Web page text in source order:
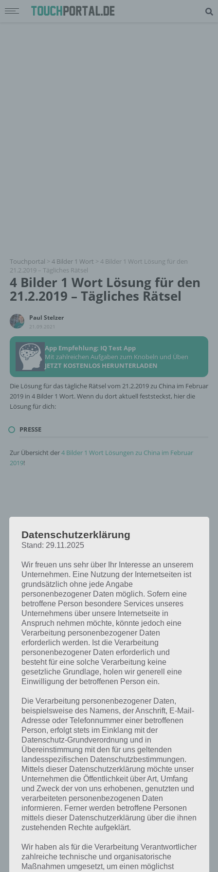
Touchportal > 4 Bilder 1 Wort > 4 Bilder 1 Wort Lösung für den
21.2.2019 – Tägliches Rätsel
4 Bilder 1 Wort Lösung für den
21.2.2019 – Tägliches Rätsel
Paul Stelzer
21.09.2021
App Empfehlung: IQ Test App
Mit zahlreichen Aufgaben zum Knobeln und Üben
JETZT KOSTENLOS HERUNTERLADEN
Die Lösung für das tägliche Rätsel vom 21.2.2019 zu China im Februar
2019 in 4 Bilder 1 Wort. Wenn du dort aktuell feststeckst, hier die
Lösung für dich:
PRESSE
Zur Übersicht der4 Bilder 1 Wort Lösungen zu China im Februar
2019!
Kurze Begriffserklärung zur Lösung
Presse
Presse ist die Lösung für das tägliche Rätsel am 21.2.2019 in 4 Bilder 1
Wort, doch welche Bedeutung hat dieses eigentlich und was gibt es
dazu zu wissen? Passt das Wort auch zu China? Zu bestimmten
Lösungen präsentieren wir daher auch immer eine kurze
Begriffserklärung!
An was denkst du bei einer Presse? Vermutlich zunächst an die
Zeitung. Diese stammt noch aus der Zeit, als Nachrichten noch
starker Druck ausgeübt. Dabei kann etwas zusammengedrückt
werden, etwas hineingedrückt oder herausgedrückt werden. Auch
wenn man jemanden sich drückt, kann dieses Wort genutzt werden.
Datenschutzerklärung
Stand: 29.11.2025
Wir freuen uns sehr über Ihr Interesse an unserem
Unternehmen. Eine Nutzung der Internetseiten ist
grundsätzlich ohne jede Angabe
personenbezogener Daten möglich. Sofern eine
betroffene Person besondere Services unseres
Unternehmens über unsere Internetseite in
Anspruch nehmen möchte, könnte jedoch eine
Verarbeitung personenbezogener Daten
erforderlich werden. Ist die Verarbeitung
personenbezogener Daten erforderlich und
besteht für eine solche Verarbeitung keine
gesetzliche Grundlage, holen wir generell eine
Einwilligung der betroffenen Person ein.
Die Verarbeitung personenbezogener Daten,
beispielsweise des Namens, der Anschrift, E-Mail-
Adresse oder Telefonnummer einer betroffenen
Person, erfolgt stets im Einklang mit der
Datenschutz-Grundverordnung und in
Übereinstimmung mit den für uns geltenden
landesspezifischen Datenschutzbestimmungen.
Mittels dieser Datenschutzerklärung möchte unser
Unternehmen die Öffentlichkeit über Art, Umfang
und Zweck der von uns erhobenen, genutzten und
verarbeiteten personenbezogenen Daten
informieren. Ferner werden betroffene Personen
mittels dieser Datenschutzerklärung über die ihnen
zustehenden Rechte aufgeklärt.
Wir haben als für die Verarbeitung Verantwortlicher
zahlreiche technische und organisatorische
Maßnahmen umgesetzt, um einen möglichst